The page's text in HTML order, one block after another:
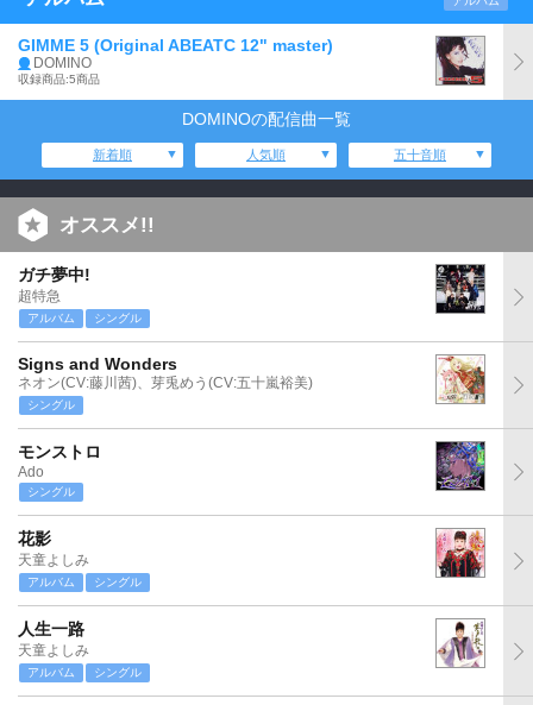
GIMME 5 (Original ABEATC 12" master)
DOMINO
収録商品:5商品
DOMINOの配信曲一覧
新着順 人気順 五十音順
オススメ!!
ガチ夢中!
超特急
アルバム シングル
Signs and Wonders
ネオン(CV:藤川茜)、芽兎めう(CV:五十嵐裕美)
シングル
モンストロ
Ado
シングル
花影
天童よしみ
アルバム シングル
人生一路
天童よしみ
アルバム シングル